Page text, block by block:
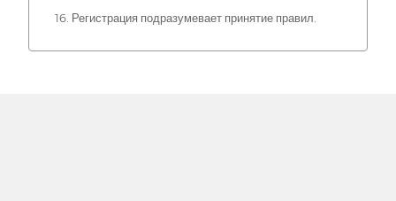
16. Регистрация подразумевает принятие правил.